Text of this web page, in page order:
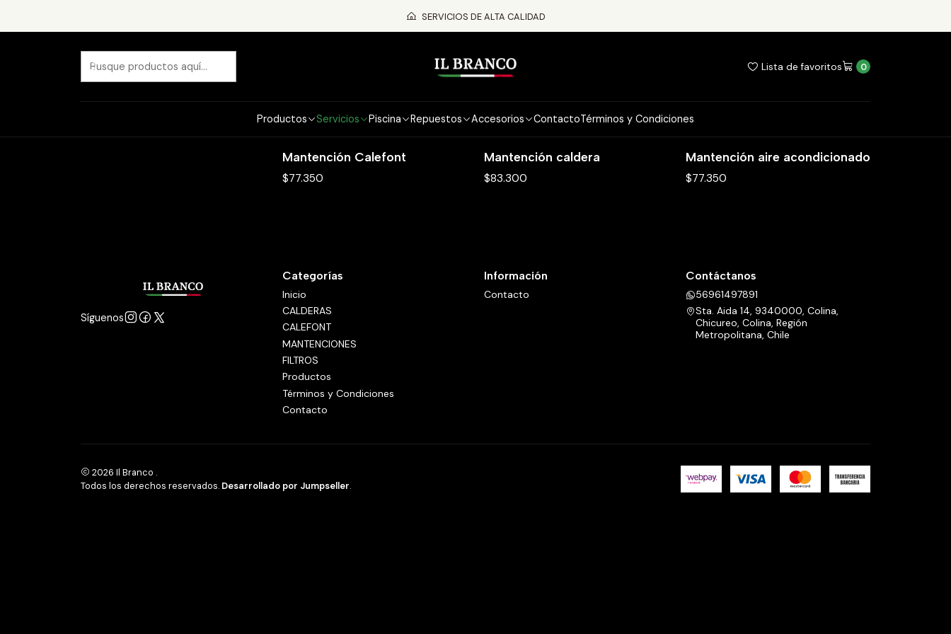
Lista de favoritos 0
Productos Servicios Piscina Repuestos Accesorios ContactoTérminos y Condiciones
SERVICIOS DE ALTA CALIDAD
INSTALACIÓN Y MANTENCIÓNES MANTENCIONES
MANTENCIONES
Mantención Calefont
$77.350
Mantención caldera
$83.300
Mantención aire acondicionado
$77.350
Síguenos
Categorías
Inicio
CALDERAS
CALEFONT
MANTENCIONES
FILTROS
Productos
Términos y Condiciones
Contacto
Información
Contacto
Contáctanos
56961497891
Sta. Aida 14, 9340000, Colina,
Chicureo, Colina, Región
Metropolitana, Chile
2026 Il Branco .
Todos los derechos reservados. Desarrollado por Jumpseller.